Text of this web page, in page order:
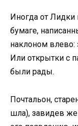
Иногда от
бумаге,
наклоном влево:
Или открытки с
были рады.
Почтальон,
шла), завидев